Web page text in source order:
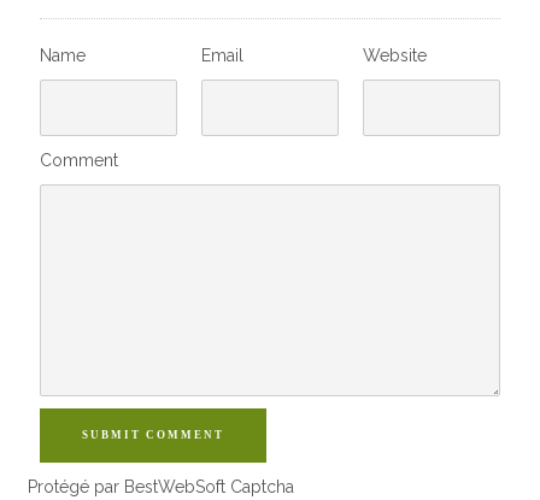
Name Email Website
Comment
SUBMIT COMMENT
Protégé par BestWebSoft Captcha